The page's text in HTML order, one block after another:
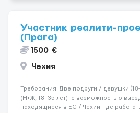
Участник реалити-
(Прага)
1500 €
Чехия
Требования: Две подруги / девушки
(М+Ж, 18–35 лет) с возможностью
находящиеся в ЕС / Чехии. Где